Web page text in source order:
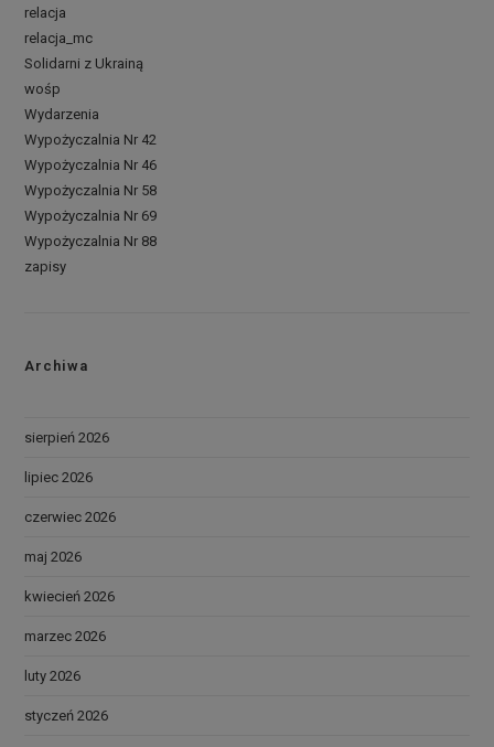
relacja
relacja_mc
Solidarni z Ukrainą
wośp
Wydarzenia
Wypożyczalnia Nr 42
Wypożyczalnia Nr 46
Wypożyczalnia Nr 58
Wypożyczalnia Nr 69
Wypożyczalnia Nr 88
zapisy
Archiwa
sierpień 2026
lipiec 2026
czerwiec 2026
maj 2026
kwiecień 2026
marzec 2026
luty 2026
styczeń 2026